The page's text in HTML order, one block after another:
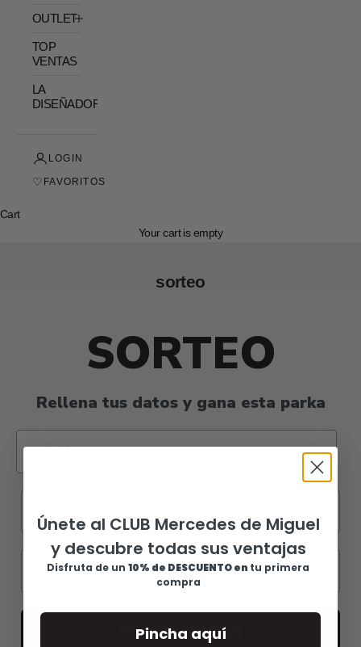
OUTLET
TOP
VENTAS
LA
DISEÑADORA
LOGIN
♡ FAVORITOS
Cart
Your cart is empty
sorteo
SORTEO
Rellena tus datos y gana esta parka
PINCHA AQUÍ
Únete al CLUB Mercedes de Miguel
y descubre todas sus ventajas
Disfruta de un 10% de DESCUENTO en tu primera
compra
Pincha aquí